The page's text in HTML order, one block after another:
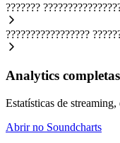
???????
?????????????????
Analytics
Estatísticas de
Abrir no Soundcharts